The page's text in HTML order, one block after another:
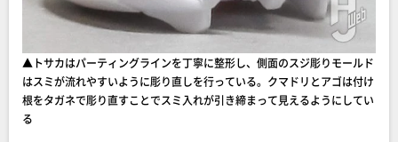
▲トサカはパーティングラインを丁寧に整形し、側面のスジ彫りモールド
はスミが流れやすいように彫り直しを行っている。クマドリとアゴは付け
根をタガネで彫り直すことでスミ入れが引き締まって見えるようにしてい
る